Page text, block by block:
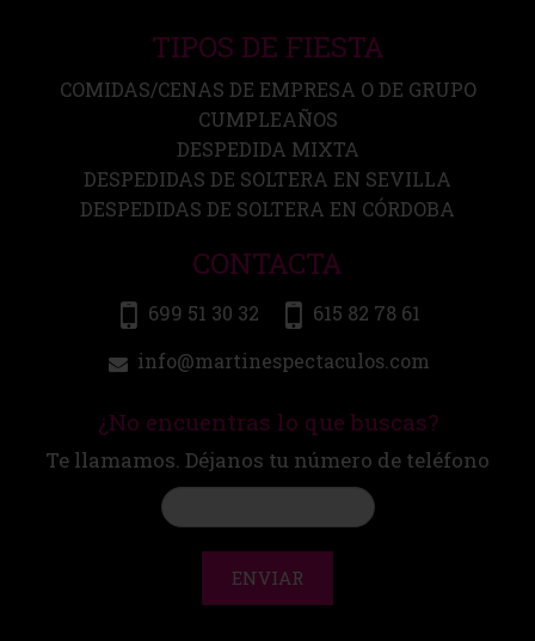
TIPOS DE FIESTA
COMIDAS/CENAS DE EMPRESA O DE GRUPO
CUMPLEAÑOS
DESPEDIDA MIXTA
DESPEDIDAS DE SOLTERA EN SEVILLA
DESPEDIDAS DE SOLTERA EN CÓRDOBA
CONTACTA
699 51 30 32
615 82 78 61
info@martinespectaculos.com
¿No encuentras lo que buscas?
Te llamamos. Déjanos tu número de teléfono
ENVIAR